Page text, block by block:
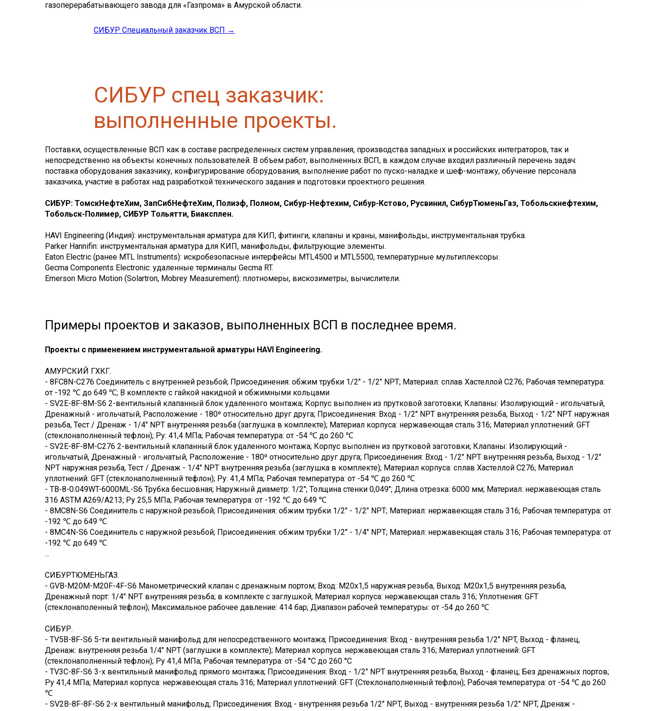
газоперерабатывающего завода для «Газпрома» в Амурской области.
СИБУР Специальный заказчик ВСП →
СИБУР спец заказчик:
выполненные проекты.
Поставки, осуществленные ВСП как в составе распределенных систем управления, производства западных и российских интеграторов, так и
непосредственно на объекты конечных пользователей. В объем работ, выполненных ВСП, в каждом случае входил различный перечень задач:
поставка оборудования заказчику, конфигурирование оборудования, выполнение работ по пуско-наладке и шеф-монтажу, обучение персонала
заказчика, участие в работах над разработкой технического задания и подготовки проектного решения.
СИБУР: ТомскНефтеХим, ЗапСибНефтеХим, Полиэф, Полиом, Сибур-Нефтехим, Сибур-Кстово, Русвинил, СибурТюменьГаз, Тобольскнефтехим,
Тобольск-Полимер, СИБУР Тольятти, Биаксплен.
HAVI Engineering (Индия): инструментальная арматура для КИП, фитинги, клапаны и краны, манифольды, инструментальная трубка.
Parker Hannifin: инструментальная арматура для КИП, манифольды, фильтрующие элементы.
Eaton Electric (ранее MTL Instruments): искробезопасные интерфейсы MTL4500 и MTL5500, температурные мультиплексоры.
Gecma Components Electronic: удаленные терминалы Gecma RT.
Emerson Micro Motion (Solartron, Mobrey Measurement): плотномеры, вискозиметры, вычислители.
Примеры проектов и заказов, выполненных ВСП в последнее время.
Проекты с применением инструментальной арматуры HAVI Engineering.
АМУРСКИЙ ГХКГ.
- 8FC8N-C276 Соединитель с внутренней резьбой; Присоединения: обжим трубки 1/2" - 1/2" NPT; Материал: сплав Хастеллой C276; Рабочая температура:
от -192 ℃ до 649 ℃; В комплекте с гайкой накидной и обжимными кольцами
- SV2E-8F-8M-S6 2-вентильный клапанный блок удаленного монтажа; Корпус выполнен из прутковой заготовки; Клапаны: Изолирующий - игольчатый,
Дренажный - игольчатый, Расположение - 180º относительно друг друга; Присоединения: Вход - 1/2" NPT внутренняя резьба, Выход - 1/2" NPT наружная
резьба, Тест / Дренаж - 1/4" NPT внутренняя резьба (заглушка в комплекте); Материал корпуса: нержавеющая сталь 316; Материал уплотнений: GFT
(стеклонаполненный тефлон); Ру: 41,4 МПа; Рабочая температура: от -54 ℃ до 260 ℃
- SV2E-8F-8M-С276 2-вентильный клапанный блок удаленного монтажа; Корпус выполнен из прутковой заготовки; Клапаны: Изолирующий -
игольчатый, Дренажный - игольчатый, Расположение - 180º относительно друг друга; Присоединения: Вход - 1/2" NPT внутренняя резьба, Выход - 1/2"
NPT наружная резьба, Тест / Дренаж - 1/4" NPT внутренняя резьба (заглушка в комплекте); Материал корпуса: сплав Хастеллой C276; Материал
уплотнений: GFT (стеклонаполненный тефлон); Ру: 41,4 МПа; Рабочая температура: от -54 ℃ до 260 ℃
- TB-8-0.049WT-6000ML-S6 Трубка бесшовная; Наружный диаметр: 1/2"; Толщина стенки 0,049"; Длина отрезка: 6000 мм; Материал: нержавеющая сталь
316 ASTM A269/A213; Ру 25,5 МПа; Рабочая температура: от -192 ℃ до 649 ℃
- 8MC8N-S6 Соединитель с наружной резьбой; Присоединения: обжим трубки 1/2" - 1/2" NPT; Материал: нержавеющая сталь 316; Рабочая температура: от
-192 ℃ до 649 ℃
- 8MC4N-S6 Соединитель с наружной резьбой; Присоединения: обжим трубки 1/2" - 1/4" NPT; Материал: нержавеющая сталь 316; Рабочая температура: от
-192 ℃ до 649 ℃
...
СИБУРТЮМЕНЬГАЗ.
- GVB-M20M-M20F-4F-S6 Манометрический клапан с дренажным портом; Вход: M20x1,5 наружная резьба, Выход: M20x1,5 внутренняя резьба,
Дренажный порт: 1/4" NPT внутренняя резьба; в комплекте с заглушкой; Материал корпуса: нержавеющая сталь 316; Уплотнения: GFT
(стеклонаполенный тефлон); Максимальное рабочее давление: 414 бар; Диапазон рабочей температуры: от -54 до 260 ℃
СИБУР.
- TV5B-8F-S6 5-ти вентильный манифольд для непосредственного монтажа; Присоединения: Вход - внутренняя резьба 1/2" NPT, Выход - фланец,
Дренаж: внутренняя резьба 1/4" NPT (заглушки в комплекте); Материал корпуса: нержавеющая сталь 316; Материал уплотнений: GFT
(стеклонаполненный тефлон); Ру 41,4 МПа; Рабочая температура: от -54 °С до 260 °С
- TV3C-8F-S6 3-х вентильный манифольд прямого монтажа; Присоединения: Вход - 1/2" NPT внутренняя резьба, Выход - фланец; Без дренажных портов;
Ру 41,4 МПа; Материал корпуса: нержавеющая сталь 316; Материал уплотнений: GFT (Стеклонаполненный тефлон); Рабочая температура: от -54 ℃ до 260
℃
- SV2B-8F-8F-S6 2-х вентильный манифольд; Присоединения: Вход - внутренняя резьба 1/2" NPT, Выход - внутренняя резьба 1/2" NPT, Дренаж -